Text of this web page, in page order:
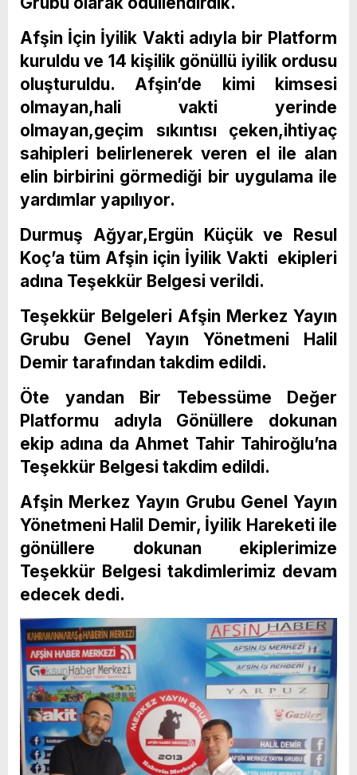
Afşin İçin İyilik Vakti adıyla bir Platform
kuruldu ve 14 kişilik gönüllü iyilik ordusu
oluşturuldu. Afşin’de kimi kimsesi
olmayan,hali vakti yerinde
olmayan,geçim sıkıntısı çeken,ihtiyaç
sahipleri belirlenerek veren el ile alan
elin birbirini görmediği bir uygulama ile
yardımlar yapılıyor.
Durmuş Ağyar,Ergün Küçük ve Resul
Koç’a tüm Afşin için İyilik Vakti ekipleri
adına Teşekkür Belgesi verildi.
Teşekkür Belgeleri Afşin Merkez Yayın
Grubu Genel Yayın Yönetmeni Halil
Demir tarafından takdim edildi.
Öte yandan Bir Tebessüme Değer
Platformu adıyla Gönüllere dokunan
ekip adına da Ahmet Tahir Tahiroğlu’na
Teşekkür Belgesi takdim edildi.
Afşin Merkez Yayın Grubu Genel Yayın
Yönetmeni Halil Demir, İyilik Hareketi ile
gönüllere dokunan ekiplerimize
Teşekkür Belgesi takdimlerimiz devam
edecek dedi.